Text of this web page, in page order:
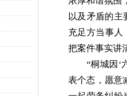
以及矛盾的主
充足方当事
把案件事实讲
“桐城因‘六
表个态，愿意